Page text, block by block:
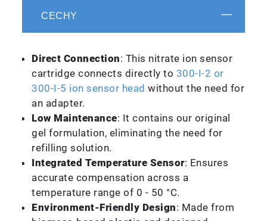
CECHY
Direct Connection: This nitrate ion sensor
cartridge connects directly to 300-I-2 or
300-I-5 ion sensor head without the need for
an adapter.
Low Maintenance: It contains our original
gel formulation, eliminating the need for
refilling solution.
Integrated Temperature Sensor: Ensures
accurate compensation across a
temperature range of 0 - 50 °C.
Environment-Friendly Design: Made from